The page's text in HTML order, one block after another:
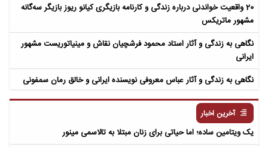
20 واقعیت خواندنی درباره زندگی و کارنامه بازیگری کیانو ریوز بازیگر سه‌گانه
مشهور ماتریکس
نگاهی به زندگی و آثار استاد محمود فرشچیان نقاش و مینیاتوریست مشهور
ایرانی
نگاهی به زندگی و آثار عباس معروفی نویسنده ایرانی و خالق رمان سمفونی
آخرین اخبار
یک ویتامین ساده؛ اما حیاتی برای زنان مبتلا به تالاسمی مینور